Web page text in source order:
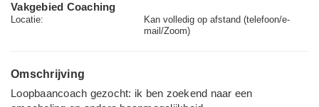
Vakgebied Coaching
Locatie:
Kan volledig op afstand (telefoon/e-
mail/Zoom)
Omschrijving
Loopbaancoach gezocht: ik ben zoekend naar een